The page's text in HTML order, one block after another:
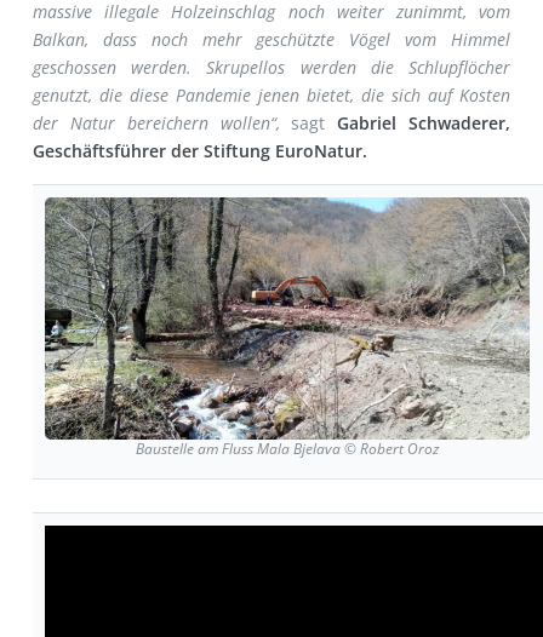
massive illegale Holzeinschlag noch weiter zunimmt, vom
Balkan, dass noch mehr geschützte Vögel vom Himmel
geschossen werden. Skrupellos werden die Schlupflöcher
genutzt, die diese Pandemie jenen bietet, die sich auf Kosten
der Natur bereichern wollen“,sagtGabriel Schwaderer,
Geschäftsführer der Stiftung EuroNatur.
Baustelle am Fluss Mala Bjelava © Robert Oroz